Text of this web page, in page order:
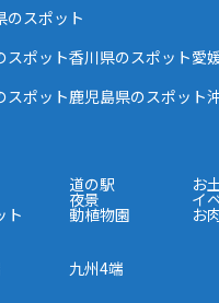
のスポット
スポット香川県のスポット愛
スポット鹿児島県のスポット
道の駅 お
夜景 イ
ト 動植物園 お
九州4端